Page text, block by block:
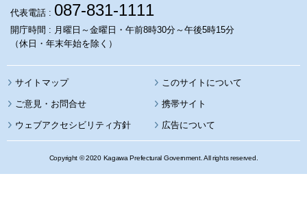
代表電話 : 087-831-1111
開庁時間 : 月曜日～金曜日・午前8時30分～午後5時15分
（休日・年末年始を除く）
サイトマップ このサイトについて
携帯サイト
ウェブアクセシビリティ方針 広告について
Copyright © 2020 Kagawa Prefectural Government. All rights reserved.